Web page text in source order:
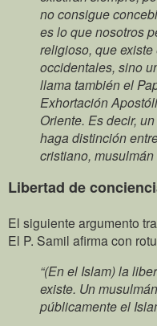
no consigue
es lo que nosotros
religioso, que
occidentales, sino
llama también el
Exhortación
Oriente. Es decir,
haga distinción
cristiano, musulmán
Libertad de
El siguiente argumento
El P. Samil afirma con
“(En el Islam) la
existe. Un
públicamente el